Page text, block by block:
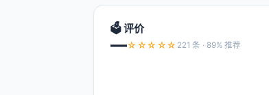
🗳️ 评价
—☆☆☆☆☆ 221 条 · 89% 推荐